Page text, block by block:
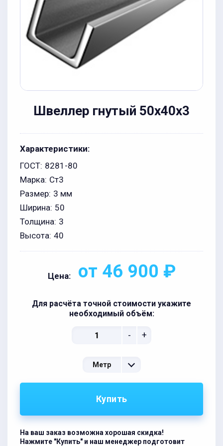
Швеллер гнутый 50x40x3
Характеристики:
ГОСТ: 8281-80
Марка: Ст3
Размер: 3 мм
Ширина: 50
Толщина: 3
Высота: 40
Цена: от 46 900 ₽
Для расчёта точной стоимости укажите
необходимый объём:
- +
Метр
Купить
На ваш заказ возможна хорошая скидка!
Нажмите "Купить" и наш менеджер подготовит